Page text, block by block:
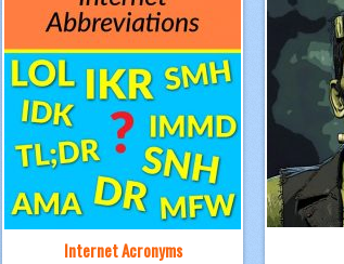
Internet Acronyms